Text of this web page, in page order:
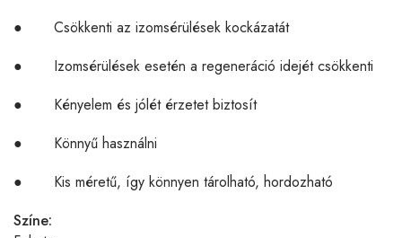
● Csökkenti az izomsérülések kockázatát
● Izomsérülések esetén a regeneráció idejét csökkenti
● Kényelem és jólét érzetet biztosít
● Könnyű használni
● Kis méretű, így könnyen tárolható, hordozható
Színe: